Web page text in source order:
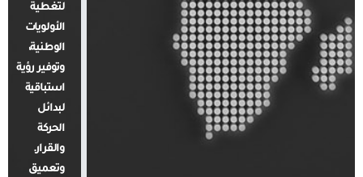
لتغطية
الأولويات
الوطنية،
وتوفير رؤية
استباقية
لبدائل
الحركة
والقرار.
وتعميق